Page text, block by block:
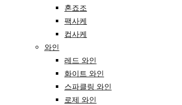
혼죠조
팩사케
컵사케
와인
레드 와인
화이트 와인
스파클링 와인
로제 와인